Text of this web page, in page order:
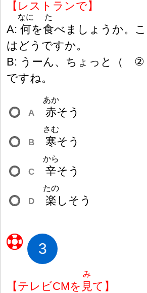
【レストランで】
A: 何
なに
を食
た
べましょうか。
はどうですか。
B: うーん、ちょっと
（
ですね。
A 赤
あか
そう
B 寒
さむ
そう
C 辛
から
そう
D 楽
たの
しそう
3
【テレビCMを 見
み
て】